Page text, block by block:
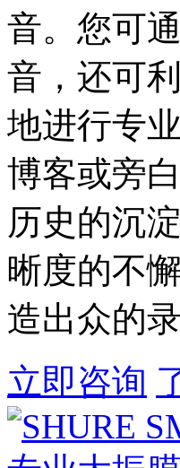
音。您可
音，还可
地进行专
博客或旁
历史的沉
晰度的不
造出众的
立即咨询